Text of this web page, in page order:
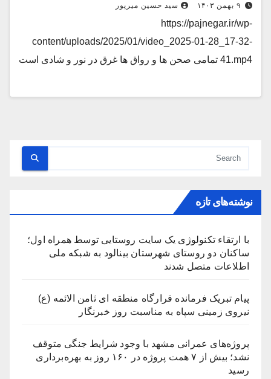
۹ بهمن ۱۴۰۳ سید حسین میرپور
https://pajnegar.ir/wp-
content/uploads/2025/01/video_2025-01-28_17-32-
41.mp4 تمامی صحن ها و رواق ها غرق در نور و شادی است
نوشته‌های تازه
با ارتقاء تکنولوژی یک سایت روستایی توسط همراه اول؛
ساکنان دو روستای شهرستان بینالود به شبکه ملی
اطلاعات متصل شدند
پیام تبریک فرمانده قرارگاه منطقه ای ثامن الائمه (ع)
نیروی زمینی سپاه به مناسبت روز خبرنگار
پروژه‌های عمرانی مشهد با وجود شرایط جنگی متوقف
نشد؛ بیش از ۷ همت پروژه در ۱۶۰ روز به بهره‌برداری
رسید